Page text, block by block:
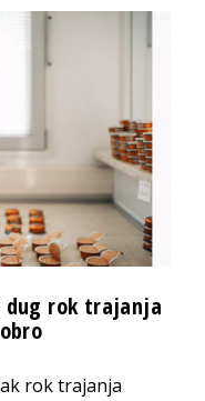
dug rok trajanja
rok trajanja